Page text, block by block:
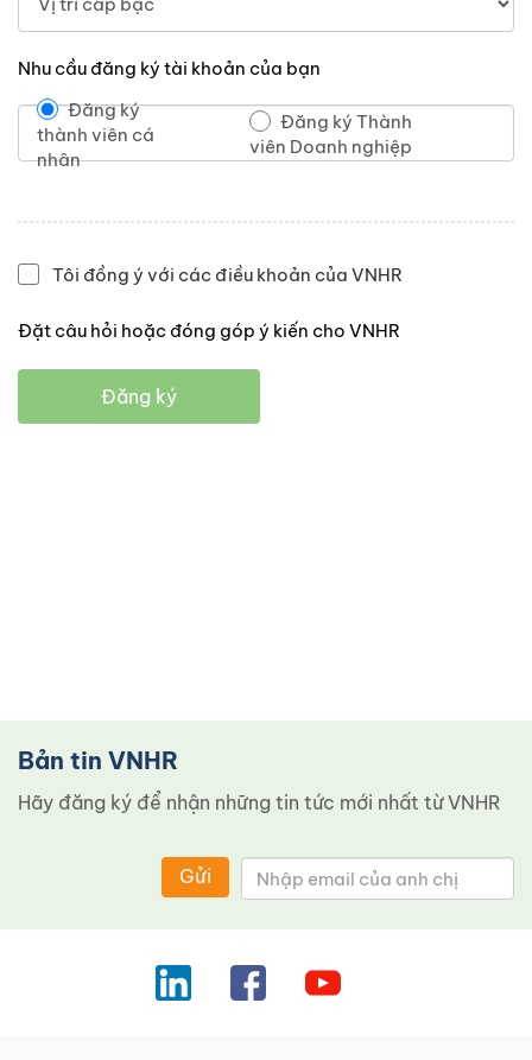
Nhu cầu đăng ký tài khoản của bạn
Đăng ký
thành viên cá
nhân
Đăng ký Thành
viên Doanh nghiệp
Tôi đồng ý với các điều khoản của VNHR
Đặt câu hỏi hoặc đóng góp ý kiến cho VNHR
Đăng ký
Bản tin VNHR
Hãy đăng ký để nhận những tin tức mới nhất từ ​​VNHR
Gửi